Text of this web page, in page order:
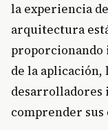
la experiencia
arquitectura
de la aplicación,
desarrolladores
comprender sus